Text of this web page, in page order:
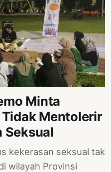
Minta
Mentolerir
Seksual
kekerasan seksual tak
wilayah Provinsi